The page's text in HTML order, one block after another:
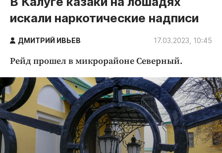
Новости компаний
Статьи
Народные новости
Благоустройство
Криминал
Культура
Недвижимость и ЖКХ
Образование
Общество
искали наркотические надписи
ДМИТРИЙ ИВЬЕВ 17.03.2023, 10:45
Рейд прошел в микрорайоне Северный.